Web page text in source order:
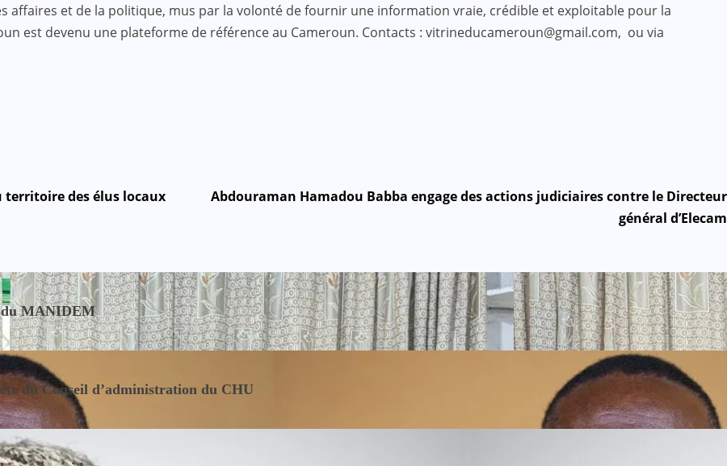
affaires et de la politique, mus par la volonté de fournir une information vraie, crédible et exploitable pour la
est devenu une plateforme de référence au Cameroun. Contacts : vitrineducameroun@gmail.com, ou via
territoire des élus locaux
Abdouraman Hamadou Babba engage des actions judiciaires contre le Directeur
général d’Elecam
du MANIDEM
du Conseil d’administration du CHU